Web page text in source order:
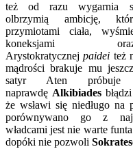
też od razu wygarnia
olbrzymią ambicję,
przymiotami ciała,
koneksjami
Arystokratycznejpaidei też
mądrości brakuje mu
satyr Aten
naprawdę Alkibiades
że wsławi się niedługo
porównywano go z
władcami jest nie warte
dopóki nie pozwoli